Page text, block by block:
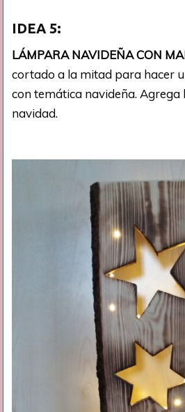
IDEA 5:
LÁMPARA NAVIDEÑA CON
cortado a la mitad para hacer
con temática navideña. Agrega
navidad.